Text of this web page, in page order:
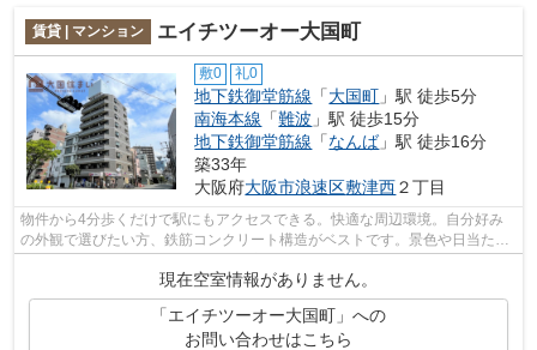
賃貸 | マンション エイチツーオー大国町
敷0 礼0
地下鉄御堂筋線 「大国町 」駅 徒歩5分
南海本線 「難波 」駅 徒歩15分
地下鉄御堂筋線 「なんば」駅 徒歩16分
築33年
大阪府大阪市浪速区敷津西２丁目
物件から4分歩くだけで駅にもアクセスできる。快適な周辺環境。自分好み
の外観で選びたい方、鉄筋コンクリート構造がベストです。景色や日当たり
現在空室情報がありません。
「エイチツーオー大国町」への
お問い合わせはこちら